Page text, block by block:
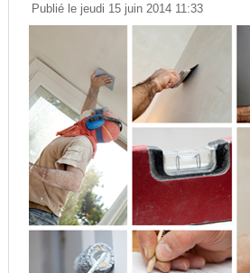
Publié le jeudi 15 juin 2014 11:33